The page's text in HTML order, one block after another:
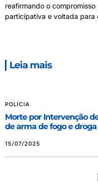
reafirmando o
participativa e voltada para
Leia mais
POLICIA
Morte por Intervenção
de arma de fogo e droga
15/07/2025